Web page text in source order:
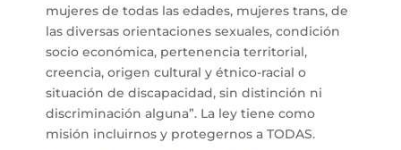
mujeres de todas las edades, mujeres trans, de
las diversas orientaciones sexuales, condición
socio económica, pertenencia territorial,
creencia, origen cultural y étnico-racial o
situación de discapacidad, sin distinción ni
discriminación alguna”. La ley tiene como
misión incluirnos y protegernos a TODAS.